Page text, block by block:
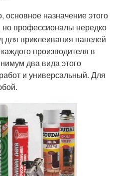
назначение этого
но профессионалы нередко
для приклеивания панелей
производителя в
два вида этого
и универсальный. Для